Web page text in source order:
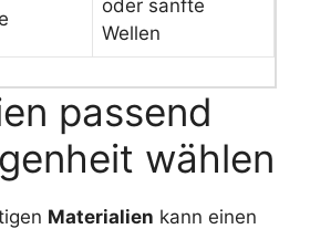
oder sanfte
Wellen
passend
wählen
Materialien kann einen